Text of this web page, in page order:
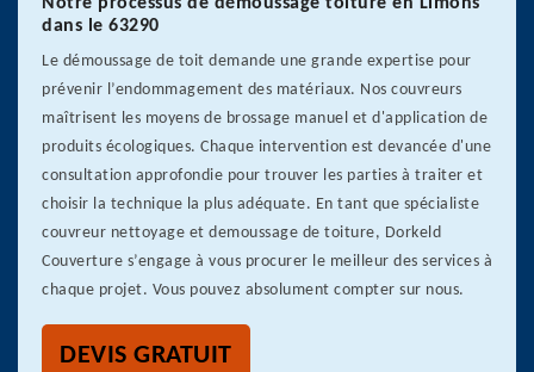
dans le 63290
Le démoussage de toit demande une grande expertise pour
prévenir l’endommagement des matériaux. Nos couvreurs
maîtrisent les moyens de brossage manuel et d'application de
produits écologiques. Chaque intervention est devancée d'une
consultation approfondie pour trouver les parties à traiter et
choisir la technique la plus adéquate. En tant que spécialiste
couvreur nettoyage et demoussage de toiture, Dorkeld
Couverture s’engage à vous procurer le meilleur des services à
chaque projet. Vous pouvez absolument compter sur nous.
DEVIS GRATUIT